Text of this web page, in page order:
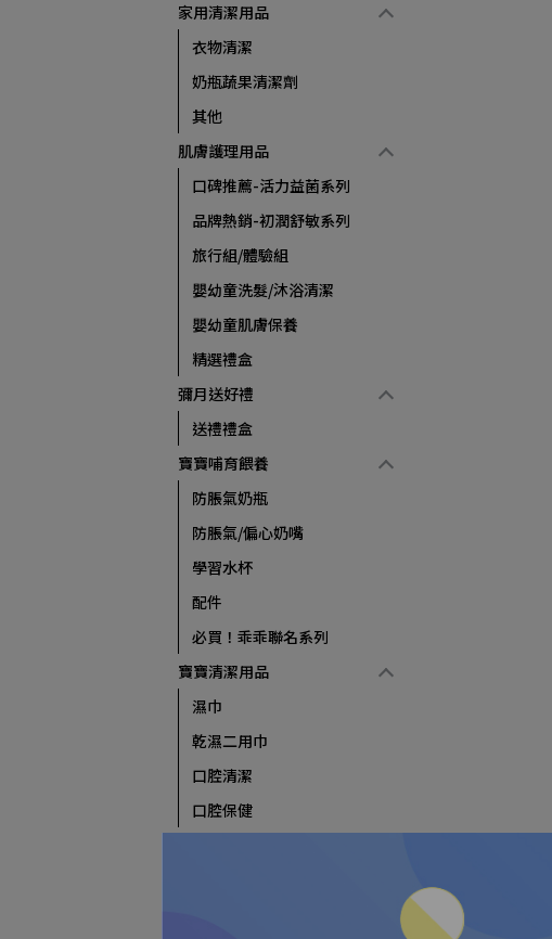
家用清潔用品
衣物清潔
奶瓶蔬果清潔劑
其他
肌膚護理用品
口碑推薦-活力益菌系列
品牌熱銷-初潤舒敏系列
旅行組/體驗組
嬰幼童洗髮/沐浴清潔
嬰幼童肌膚保養
精選禮盒
彌月送好禮
送禮禮盒
寶寶哺育餵養
防脹氣奶瓶
防脹氣/偏心奶嘴
學習水杯
配件
必買！乖乖聯名系列
寶寶清潔用品
濕巾
乾濕二用巾
口腔清潔
口腔保健